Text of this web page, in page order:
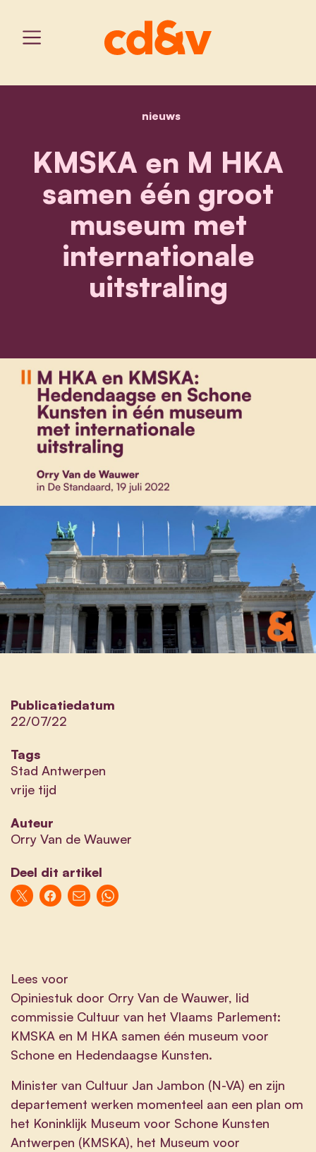
home
nieuwskmska en m hka samen
KMSKA en M HKA
samen één groot
museum met
internationale
uitstraling
Publicatiedatum
22/07/22
Tags
Stad Antwerpen
vrije tijd
Auteur
Orry Van de Wauwer
Deel dit artikel
Lees voor
Opiniestuk door Orry Van de Wauwer, lid
commissie Cultuur van het Vlaams Parlement:
KMSKA en M HKA samen één museum voor
Schone en Hedendaagse Kunsten.
Minister van Cultuur Jan Jambon (N-VA) en zijn
departement werken momenteel aan een plan om
het Koninklijk Museum voor Schone Kunsten
Antwerpen (KMSKA), het Museum voor